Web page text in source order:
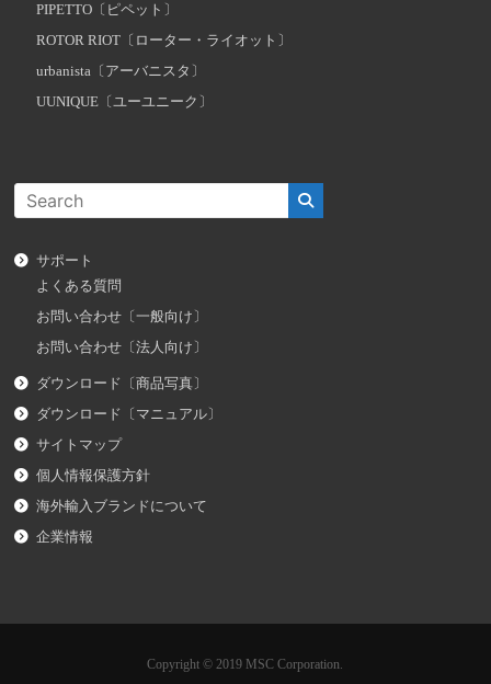
PIPETTO〔ピペット〕
ROTOR RIOT〔ローター・ライオット〕
urbanista〔アーバニスタ〕
UUNIQUE〔ユーユニーク〕
サポート
よくある質問
お問い合わせ〔一般向け〕
お問い合わせ〔法人向け〕
ダウンロード〔商品写真〕
ダウンロード〔マニュアル〕
サイトマップ
個人情報保護方針
海外輸入ブランドについて
企業情報
Copyright © 2019 MSC Corporation.